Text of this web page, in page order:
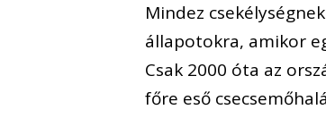
Mindez
állapotokra, amikor
Csak 2000 óta az
főre eső